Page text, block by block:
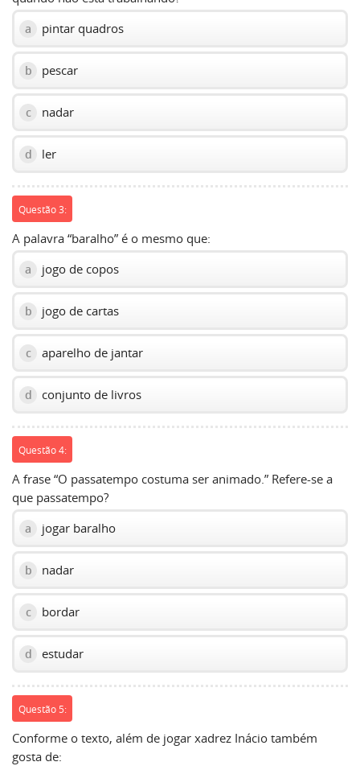
a pintar quadros
b pescar
c nadar
d ler
Questão 3:
A palavra “baralho” é o mesmo que:
a jogo de copos
b jogo de cartas
c aparelho de jantar
d conjunto de livros
Questão 4:
A frase “O passatempo costuma ser animado.” Refere-se a
que passatempo?
a jogar baralho
b nadar
c bordar
d estudar
Questão 5:
Conforme o texto, além de jogar xadrez Inácio também
gosta de: